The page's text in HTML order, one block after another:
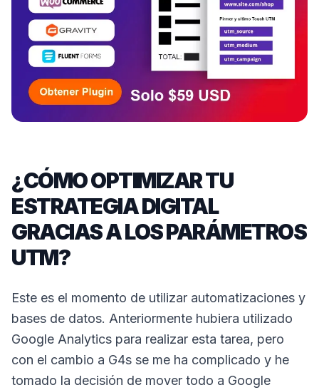
¿CÓMO OPTIMIZAR TU
ESTRATEGIA DIGITAL
GRACIAS A LOS PARÁMETROS
UTM?
Este es el momento de utilizar automatizaciones y
bases de datos. Anteriormente hubiera utilizado
Google Analytics para realizar esta tarea, pero
con el cambio a G4s se me ha complicado y he
tomado la decisión de mover todo a Google